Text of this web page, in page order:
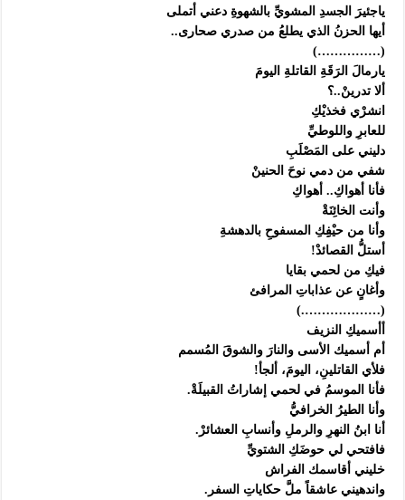
ياجئيرَ الجسدِ المشويِّ بالشهوةِ دعني أتملى
أيها الحزنُ الذي يطلعُ من صدري صحارى..‏
(……………)‏
يارمالَ الرَقَةِ القاتلةِ اليومَ‏
ألا تدرينْ..؟‏
انشرْي فخذيْكِ‏
للعابرِ واللوطيِّ‏
دليني على المَصْلَبِ‏
شفي من دمي نوحَ الحنينْ‏
فأنا أهواكِ.. أهواكِ‏
وأنت الخائِنَةْ‏
وأنا من حيْفِِكِ المسفوحِ بالدهشةِ‏
أستلُّ القصائدْ!‏
فيكِ من لحمي بقايا‏
وأغانٍ عن عذاباتِ المرافئ‏
(……………….)‏
أأسميكِ النزيف‏
أم أسميك الأسى والنارَ والشوقَ المُسمم‏
فلأي القاتلينِ، اليومَ، ألجأ!‏
فأنا الموسمُ في لحمي إشاراتُ القبيلَةْ.‏
وأنا الطيرُ الخرافيُّ‏
أنا ابنُ النهرِ والرملِ وأنسابِ العشائرْ.‏
فافتحي لي حوضَكِ الشتويِّ‏
خليني أقاسمك الفراش‏
واندهيني عاشقاً ملَّ حكاياتِ السفر.‏